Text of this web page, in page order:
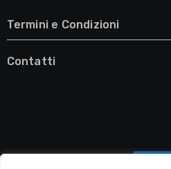
Termini e Condizioni
Contatti